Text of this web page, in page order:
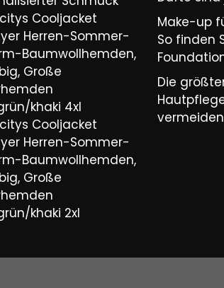
Cooljacket
Herren-Sommer-
Baumwollhemden,
Große
khaki 4xl
Cooljacket
Herren-Sommer-
Baumwollhemden,
Große
khaki 2xl
Make-up
So finden
Die
vermeiden